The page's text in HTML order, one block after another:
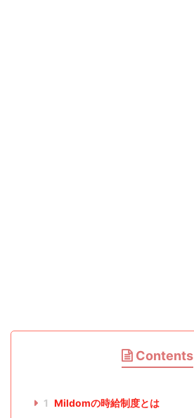
Contents
1 Mildomの時給制度とは